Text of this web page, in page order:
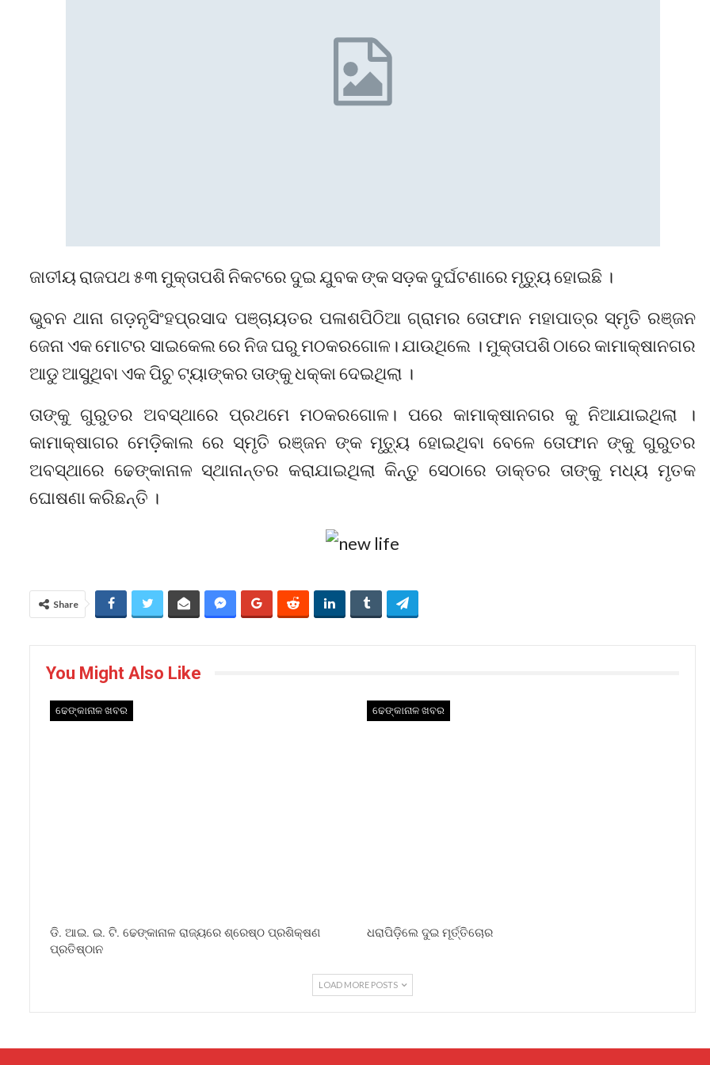
ଜାତୀୟ ରାଜପଥ ୫୩ ମୁକ୍ତାପଶି ନିକଟରେ ଦୁଇ ଯୁବକ ଙ୍କ ସଡ଼କ ଦୁର୍ଘଟଣାରେ ମୃତ୍ୟୁ ହୋଇଛି ।
ଭୁବନ ଥାନା ଗଡ଼ନୃସିଂହପ୍ରସାଦ ପଞ୍ଚାୟତର ପଳାଶପିଠିଆ ଗ୍ରାମର ତୋଫାନ ମହାପାତ୍ର ସ୍ମୃତି ରଞ୍ଜନ
ଜେନା ଏକ ମୋଟର ସାଇକେଲ ରେ ନିଜ ଘରୁ ମଠକରଗୋଳ। ଯାଉଥିଲେ । ମୁକ୍ତାପଶି ଠାରେ କାମାକ୍ଷାନଗର
ଆଡୁ ଆସୁଥିବା ଏକ ପିଚୁ ଟ୍ୟାଙ୍କର ତାଙ୍କୁ ଧକ୍କା ଦେଇଥିଲା ।
ତାଙ୍କୁ ଗୁରୁତର ଅବସ୍ଥାରେ ପ୍ରଥମେ ମଠକରଗୋଳ। ପରେ କାମାକ୍ଷାନଗର କୁ ନିଆଯାଇଥିଲା ।
କାମାକ୍ଷାଗର ମେଡ଼ିକାଲ ରେ ସ୍ମୃତି ରଞ୍ଜନ ଙ୍କ ମୃତ୍ୟୁ ହୋଇଥିବା ବେଳେ ତୋଫାନ ଙ୍କୁ ଗୁରୁତର
ଅବସ୍ଥାରେ ଢେଙ୍କାନାଳ ସ୍ଥାନାନ୍ତର କରାଯାଇଥିଲା କିନ୍ତୁ ସେଠାରେ ଡାକ୍ତର ତାଙ୍କୁ ମଧ୍ୟ ମୃତକ
ଘୋଷଣା କରିଛନ୍ତି ।
Share
You Might Also Like
ଢେଙ୍କାନାଳ ଖବର
ଡି. ଆଇ. ଇ. ଟି. ଢେଙ୍କାନାଳ ରାଜ୍ୟରେ ଶ୍ରେଷ୍ଠ ପ୍ରଶିକ୍ଷଣ
ପ୍ରତିଷ୍ଠାନ
ଢେଙ୍କାନାଳ ଖବର
ଧରାପିଡ଼ିଲେ ଦୁଇ ମୂର୍ତ୍ତିଚୋର
LOAD MORE POSTS